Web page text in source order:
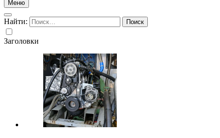
Меню
Найти:
Заголовки